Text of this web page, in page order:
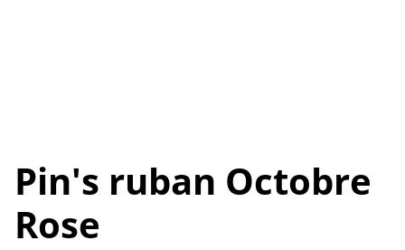
Pin's ruban Octobre
Rose